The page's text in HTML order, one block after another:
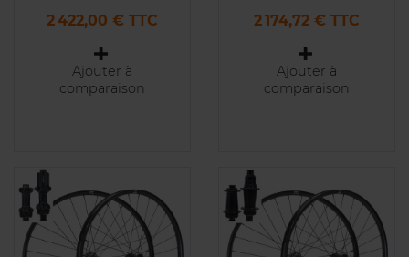
Prix
2 422,00 € TTC
Ajouter à
comparaison
Prix
2 174,72 € TTC
Ajouter à
comparaison